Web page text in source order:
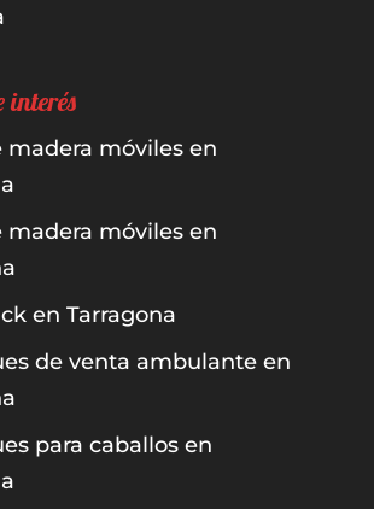
interés
madera móviles en
madera móviles en
en Tarragona
de venta ambulante en
para caballos en